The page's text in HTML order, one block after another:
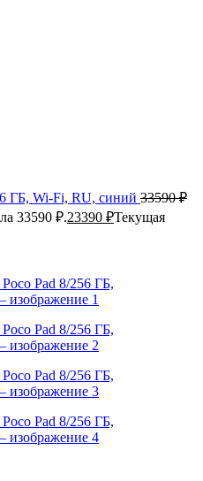
ГБ, Wi-Fi, RU, синий 33590₽
33590 ₽.23390 ₽Текущая